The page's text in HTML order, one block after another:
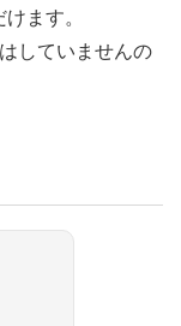
ます。
していませんの